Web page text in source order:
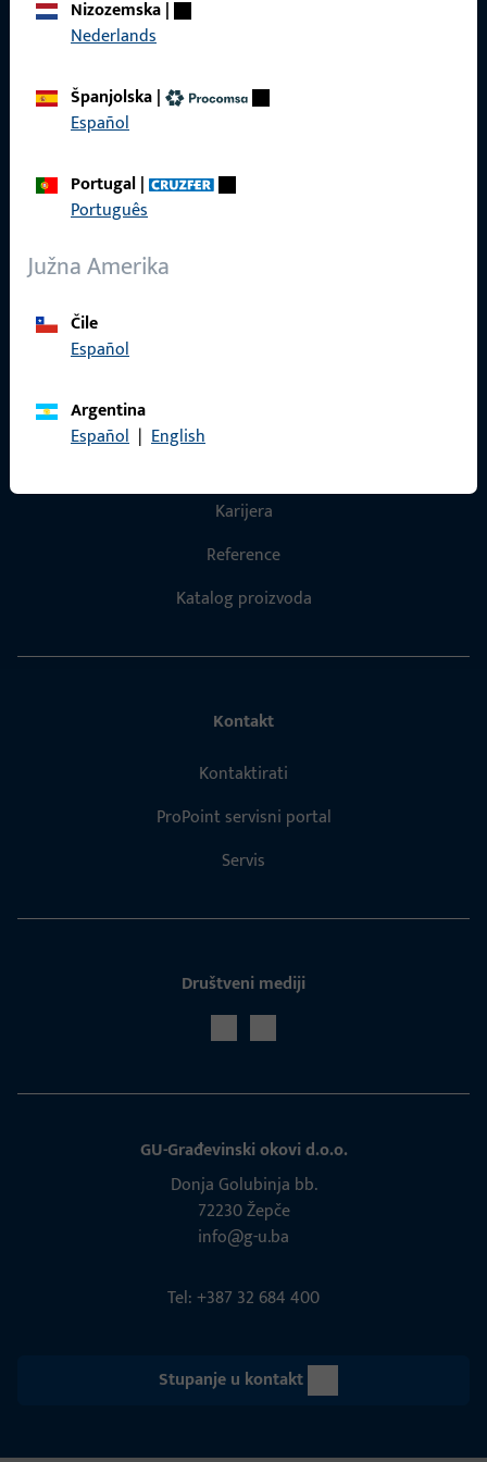
Nizozemska|
Nederlands
Španjolska|
Español
Portugal|
Português
Južna Amerika
Čile
Español
Argentina
Español | English
Općenito
Karijera
Reference
Katalog proizvoda
Kontakt
Kontaktirati
ProPoint servisni portal
Servis
Društveni mediji
GU-Građevinski okovi d.o.o.
Donja Golubinja bb.
72230 Žepče
info@g-u.ba
Tel: +387 32 684 400
Stupanje u kontakt